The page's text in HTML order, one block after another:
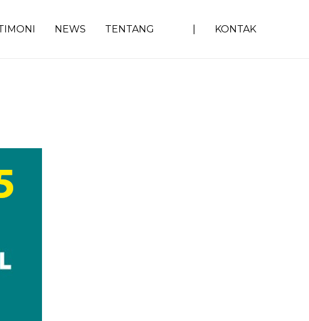
NEWS TENTANG KONTAK